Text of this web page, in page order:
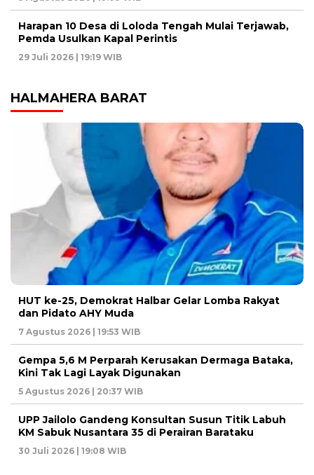
Harapan 10 Desa di Loloda Tengah Mulai Terjawab,
Pemda Usulkan Kapal Perintis
29 Juli 2026 | 19:19 WIB
HALMAHERA BARAT
HUT ke-25, Demokrat Halbar Gelar Lomba Rakyat
dan Pidato AHY Muda
7 Agustus 2026 | 19:53 WIB
Gempa 5,6 M Perparah Kerusakan Dermaga Bataka,
Kini Tak Lagi Layak Digunakan
5 Agustus 2026 | 20:37 WIB
UPP Jailolo Gandeng Konsultan Susun Titik Labuh
KM Sabuk Nusantara 35 di Perairan Barataku
30 Juli 2026 | 19:08 WIB